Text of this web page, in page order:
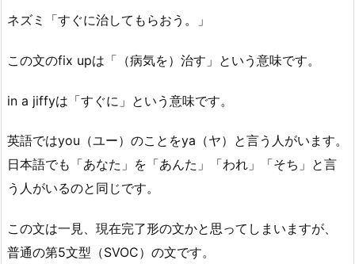
ネズミ「すぐに治してもらおう。」
この文のfix upは「（病気を）治す」という意味です。
in a jiffyは「すぐに」という意味です。
英語ではyou（ユー）のことをya（ヤ）と言う人がいます。
日本語でも「あなた」を「あんた」「われ」「そち」と言
う人がいるのと同じです。
この文は一見、現在完了形の文かと思ってしまいますが、
普通の第5文型（SVOC）の文です。